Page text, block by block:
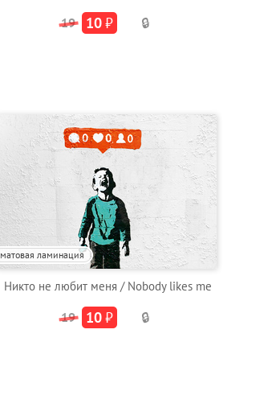
19 10₽ 🔒
матовая ламинация
Никто не любит меня / Nobody likes me
19 10₽ 🔒